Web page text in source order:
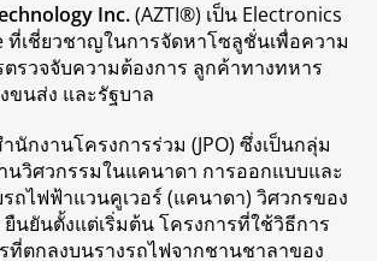
Inc.(AZTI®) เป็น Electronics
ที่เชี่ยวชาญในการจัดหาโซลูชั่นเพื่อความ
รวจจับความต้องการ ลูกค้าทางทหาร
ขนส่ง และรัฐบาล
นักงานโครงการร่วม (JPO) ซึ่งเป็นกลุ่ม
วิศวกรรมในแคนาดา การออกแบบและ
ถไฟฟ้าแวนคูเวอร์ (แคนาดา) วิศวกรของ
นยันตั้งแต่เริ่มต้น โครงการที่ใช้วิธีการ
ที่ตกลงบนรางรถไฟจากชานชาลาของ